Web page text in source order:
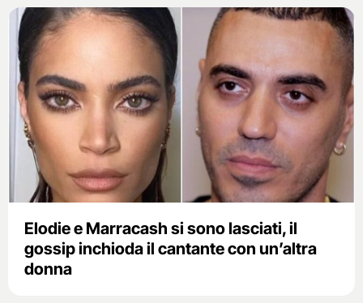
Elodie e Marracash si sono lasciati, il
gossip inchioda il cantante con un’altra
donna